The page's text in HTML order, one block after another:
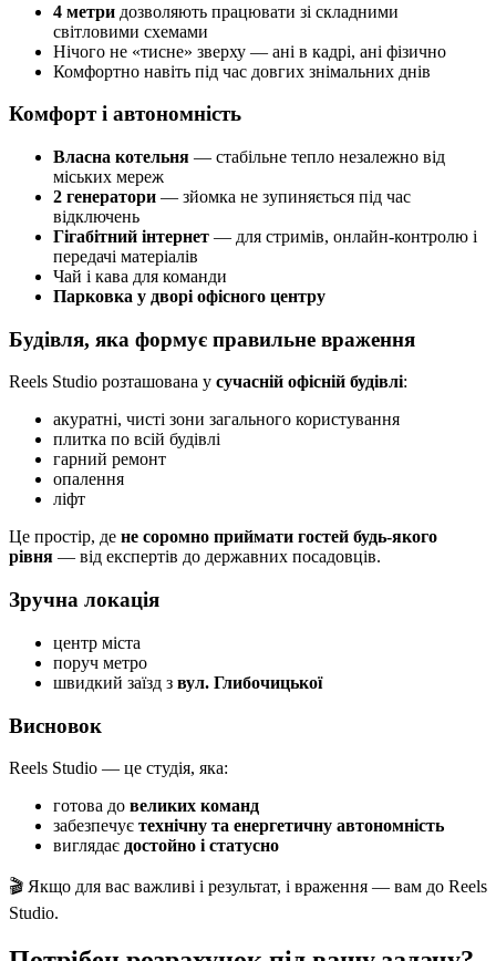
4 метри дозволяють працювати зі складними
світловими схемами
Нічого не «тисне» зверху — ані в кадрі, ані фізично
Комфортно навіть під час довгих знімальних днів
Комфорт і автономність
Власна котельня — стабільне тепло незалежно від
міських мереж
2 генератори — зйомка не зупиняється під час
відключень
Гігабітний інтернет — для стримів, онлайн-контролю і
передачі матеріалів
Чай і кава для команди
Парковка у дворі офісного центру
Будівля, яка формує правильне враження
Reels Studio розташована у сучасній офісній будівлі:
акуратні, чисті зони загального користування
плитка по всій будівлі
гарний ремонт
опалення
ліфт
Це простір, де не соромно приймати гостей будь-якого
рівня — від експертів до державних посадовців.
Зручна локація
центр міста
поруч метро
швидкий заїзд з вул. Глибочицької
Висновок
Reels Studio — це студія, яка:
готова до великих команд
забезпечує технічну та енергетичну автономність
виглядає достойно і статусно
🎬 Якщо для вас важливі і результат, і враження — вам до Reels
Studio.